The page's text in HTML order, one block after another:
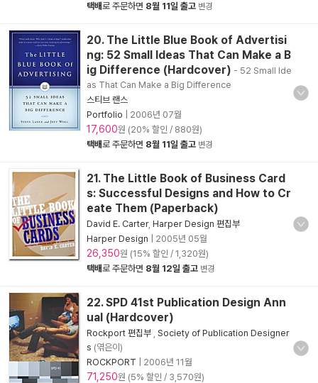
택배로 주문하면 8월 11일 출고 변경
20. The Little Blue Book of Advertisi
ng: 52 Small Ideas That Can Make a B
ig Difference (Hardcover) - 52 Small Ide
as That Can Make a Big Difference
스티브 랜스
Portfolio
2006년 07월
17,600원 (20% 할인 / 880원)
택배로 주문하면 8월 11일 출고 변경
21. The Little Book of Business Card
s: Successful Designs and How to Cr
eate Them (Paperback)
David E. Carter, Harper Design 편집부
Harper Design
2005년 05월
26,350원 (15% 할인 / 1,320원)
택배로 주문하면 8월 12일 출고 변경
22. SPD 41st Publication Design Ann
ual (Hardcover)
Rockport 편집부 Society of Publication Designer
s (엮은이)
ROCKPORT
2006년 11월
71,250원 (5% 할인 / 3,570원)